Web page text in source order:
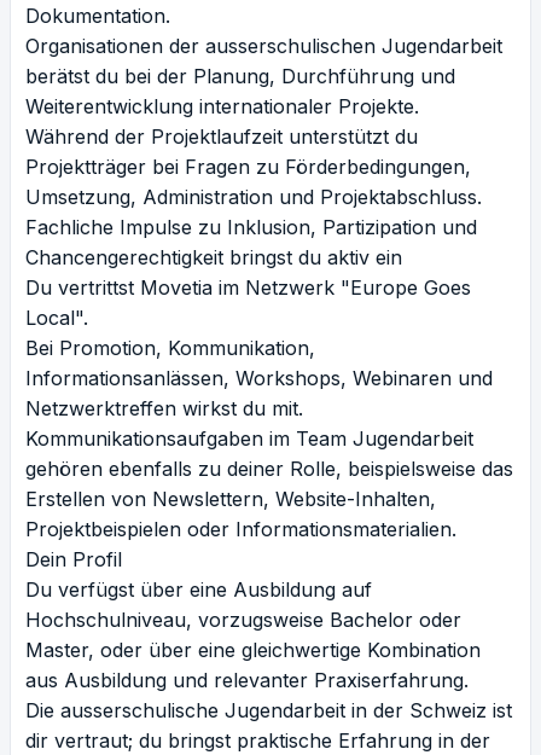
Dokumentation.
Organisationen der ausserschulischen Jugendarbeit
berätst du bei der Planung, Durchführung und
Weiterentwicklung internationaler Projekte.
Während der Projektlaufzeit unterstützt du
Projektträger bei Fragen zu Förderbedingungen,
Umsetzung, Administration und Projektabschluss.
Fachliche Impulse zu Inklusion, Partizipation und
Chancengerechtigkeit bringst du aktiv ein
Du vertrittst Movetia im Netzwerk "Europe Goes
Local".
Bei Promotion, Kommunikation,
Informationsanlässen, Workshops, Webinaren und
Netzwerktreffen wirkst du mit.
Kommunikationsaufgaben im Team Jugendarbeit
gehören ebenfalls zu deiner Rolle, beispielsweise das
Erstellen von Newslettern, Website-Inhalten,
Projektbeispielen oder Informationsmaterialien.
Dein Profil
Du verfügst über eine Ausbildung auf
Hochschulniveau, vorzugsweise Bachelor oder
Master, oder über eine gleichwertige Kombination
aus Ausbildung und relevanter Praxiserfahrung.
Die ausserschulische Jugendarbeit in der Schweiz ist
dir vertraut; du bringst praktische Erfahrung in der